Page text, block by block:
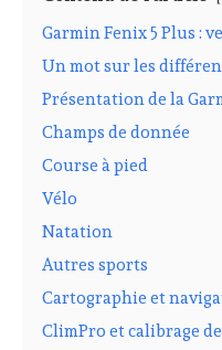
Garmin Fenix 5 Plus :
Un mot sur les
Présentation de la
Champs de donnée
Course à pied
Vélo
Natation
Autres sports
Cartographie et
ClimPro et calibrage